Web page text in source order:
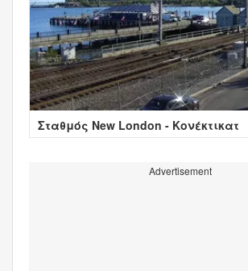
Σταθμός New London - Κονέκτικατ
Advertisement